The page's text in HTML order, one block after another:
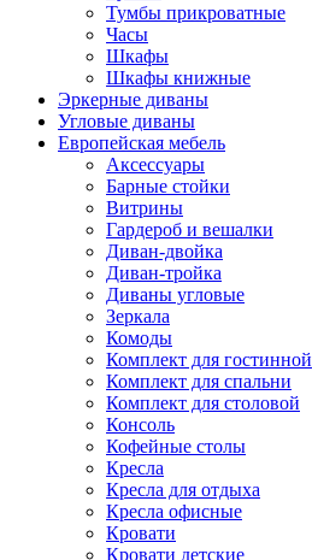
Тумбы прикроватные
Часы
Шкафы
Шкафы книжные
Эркерные диваны
Угловые диваны
Европейская мебель
Аксессуары
Барные стойки
Витрины
Гардероб и вешалки
Диван-двойка
Диван-тройка
Диваны угловые
Зеркала
Комоды
Комплект для гостинной
Комплект для спальни
Комплект для столовой
Консоль
Кофейные столы
Кресла
Кресла для отдыха
Кресла офисные
Кровати
Кровати детские